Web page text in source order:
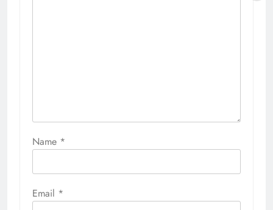
Name *
Email *